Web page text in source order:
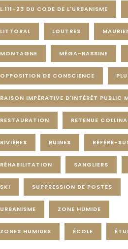
L.111-23 DU CODE DE L'URBANISME
LITTORAL LOUTRES
MONTAGNE MÉGA-BASSINE
OPPOSITION DE CONSCIENCE PLU
RAISON IMPÉRATIVE D'INTÉRÊT PUBLIC
RESTAURATION RETENUE
RIVIÈRES RUINES RÉFÉRÉ-
RÉHABILITATION SANGLIERS
SKI SUPPRESSION DE POSTES
URBANISME ZONE HUMIDE
ZONES HUMIDES ÉCOLE